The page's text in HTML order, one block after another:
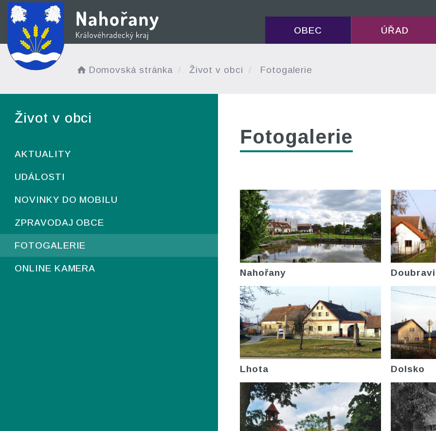
OBEC ÚŘAD
Domovská stránka Život v obci Fotogalerie
Život v obci
AKTUALITY
UDÁLOSTI
NOVINKY DO MOBILU
ZPRAVODAJ OBCE
FOTOGALERIE
ONLINE KAMERA
Fotogalerie
Nahořany
Lhota Dolsko